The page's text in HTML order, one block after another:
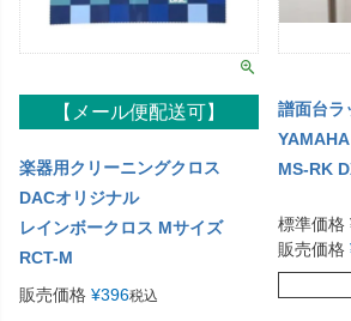
【メール便配送可】
楽器用クリーニングクロス
DACオリジナル
レインボークロス Mサイズ
RCT-M
販売価格 ¥396税込
譜面台ラ
YAMAHA
MS-RK
標準価格
販売価格